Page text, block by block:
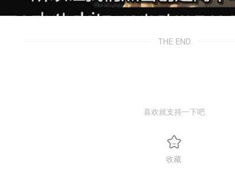
THE END
喜欢就支持一下吧
收藏